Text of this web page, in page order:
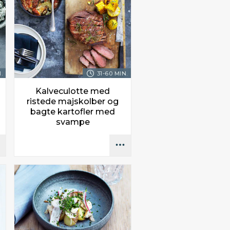
31-60 MIN.
Kalveculotte med
ristede majskolber og
bagte kartofler med
svampe